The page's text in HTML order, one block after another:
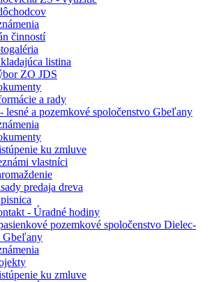
činností
listina
ZO JDS
a rady
lesné a pozemkové spoločenstvo Gbeľany
ku zmluve
vlastníci
predaja dreva
- Úradné hodiny
pozemkové spoločenstvo Dielec-
Gbeľany
ku zmluve